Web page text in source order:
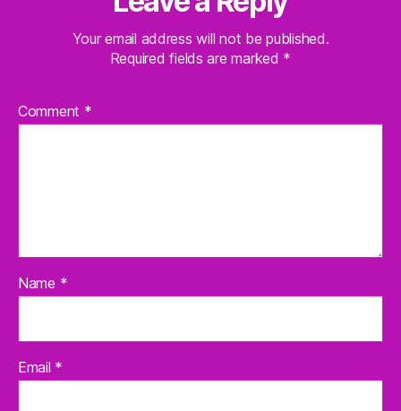
Your email address will not be published.
Required fields are marked *
Comment *
Name *
Email *